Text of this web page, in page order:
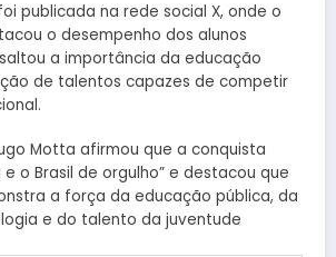
publicada na rede social X, onde o
o desempenho dos alunos
a importância da educação
de talentos capazes de competir
Motta afirmou que a conquista
e o Brasil de orgulho” e destacou que
a força da educação pública, da
e do talento da juventude